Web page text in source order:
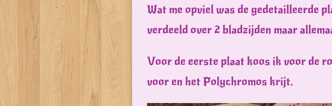
Wat me opviel was de gedetailleerde
verdeeld over 2 bladzijden maar
Voor de eerste plaat koos ik voor de
voor en het Polychromos krijt.